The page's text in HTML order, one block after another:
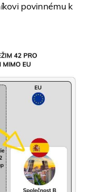
povinnému k